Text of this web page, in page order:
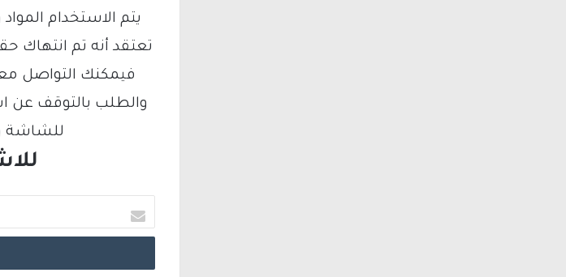
تعتقد أنه تم انتهاك
والطلب بالتوقف عن
للشاشة
د
خ